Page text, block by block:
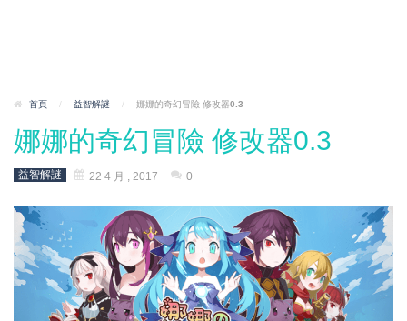
首頁 / 益智解謎 / 娜娜的奇幻冒險 修改器0.3
娜娜的奇幻冒險 修改器0.3
益智解謎 22 4 月 , 2017 0